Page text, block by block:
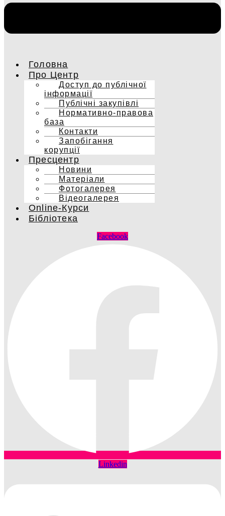
Головна
Про Центр
Доступ до публічної
інформації
Публічні закупівлі
Нормативно-правова
база
Контакти
Запобігання
корупції
Пресцентр
Новини
Матеріали
Фотогалерея
Відеогалерея
Online-Курси
Бібліотека
Facebook
Linkedin